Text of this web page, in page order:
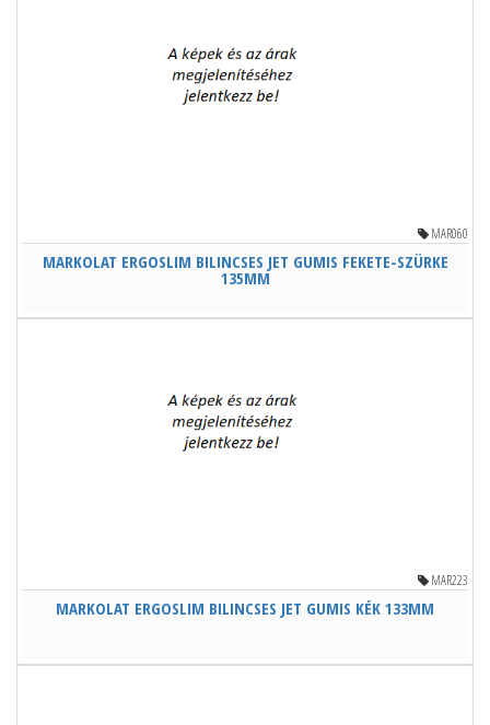
MAR060
MARKOLAT ERGOSLIM BILINCSES JET GUMIS FEKETE-SZÜRKE
135MM
MAR223
MARKOLAT ERGOSLIM BILINCSES JET GUMIS KÉK 133MM